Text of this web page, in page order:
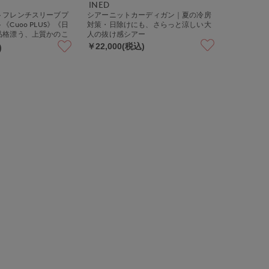
フレンチスリーブプ
Cuoo PLUS》《日
漂う、上質かのこ
INED
シアーニットカーディガン｜夏の冷房
対策・日除けにも、さらっと涼しい大
人の抜け感シアー
￥22,000(税込)